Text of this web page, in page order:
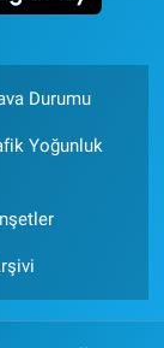
Durumu
Yoğunluk